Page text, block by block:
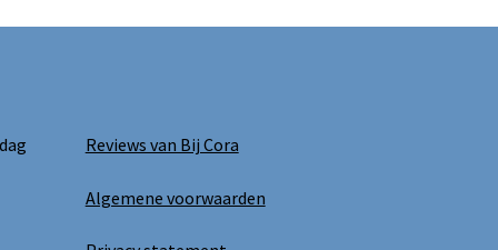
Reviews van Bij Cora
Algemene voorwaarden